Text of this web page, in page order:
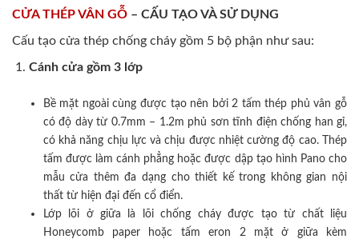
CỬA THÉP VÂN GỖ – CẤU TẠO VÀ SỬ DỤNG
Cấu tạo cửa thép chống cháy gồm 5 bộ phận như sau:
Cánh cửa gồm 3 lớp
Bề mặt ngoài cùng được tạo nên bởi 2 tấm thép phủ vân gỗ
có độ dày từ 0.7mm – 1.2m phủ sơn tĩnh điện chống han gỉ,
có khả năng chịu lực và chịu được nhiệt cường độ cao. Thép
tấm được làm cánh phẳng hoặc được dập tạo hình Pano cho
mẫu cửa thêm đa dạng cho thiết kế trong không gian nội
thất từ hiện đại đến cổ điển.
Lớp lõi ở giữa là lõi chống cháy được tạo từ chất liệu
Honeycomb paper hoặc tấm eron 2 mặt ở giữa kèm